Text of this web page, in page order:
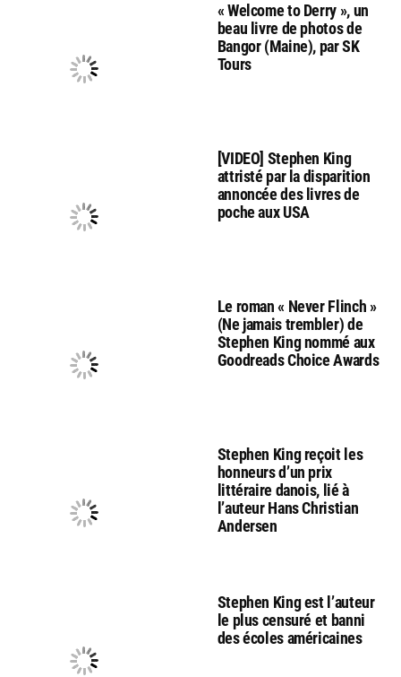
« Welcome to Derry », un
beau livre de photos de
Bangor (Maine), par SK
Tours
[VIDEO] Stephen King
attristé par la disparition
annoncée des livres de
poche aux USA
Le roman « Never Flinch »
(Ne jamais trembler) de
Stephen King nommé aux
Goodreads Choice Awards
Stephen King reçoit les
honneurs d’un prix
littéraire danois, lié à
l’auteur Hans Christian
Andersen
Stephen King est l’auteur
le plus censuré et banni
des écoles américaines